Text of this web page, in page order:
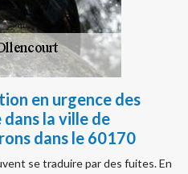
en urgence des
la ville de
dans le 60170
se traduire par des fuites. En